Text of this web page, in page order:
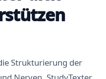
Strukturierung der